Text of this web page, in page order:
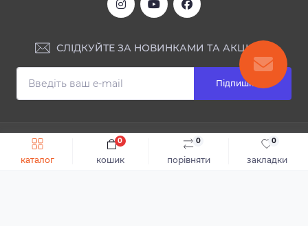
каталог порівняти
0
закладки
0
кошик
0
Швидке замовлення До кошика
СЛІДКУЙТЕ ЗА НОВИНКАМИ ТА АКЦІЯМИ:
Підпишіться
ІНФОРМАЦІЯ